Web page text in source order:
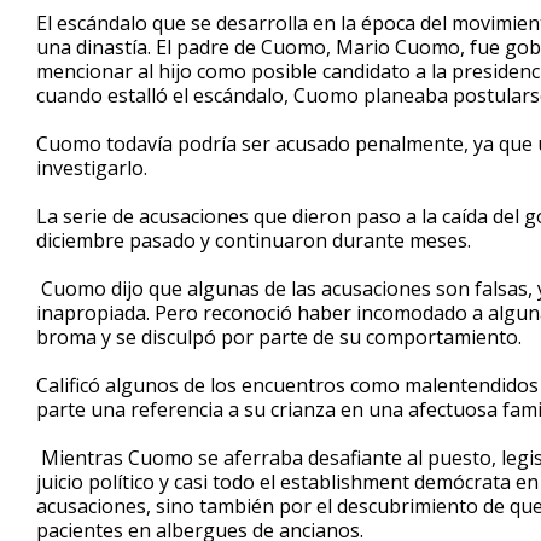
El escándalo que se desarrolla en la época del
una dinastía. El padre de Cuomo, Mario Cuomo, fue
mencionar al hijo como posible candidato a la
cuando estalló el escándalo, Cuomo planeaba
Cuomo todavía podría ser acusado penalmente, ya
investigarlo.
La serie de acusaciones que dieron paso a la caída
diciembre pasado y continuaron durante meses.
Cuomo dijo que algunas de las acusaciones son
inapropiada. Pero reconoció haber incomodado a
broma y se disculpó por parte de su comportamiento.
Calificó algunos de los encuentros como
parte una referencia a su crianza en una afectuosa
Mientras Cuomo se aferraba desafiante al puesto,
juicio político y casi todo el establishment demócrata
acusaciones, sino también por el descubrimiento de
pacientes en albergues de ancianos.